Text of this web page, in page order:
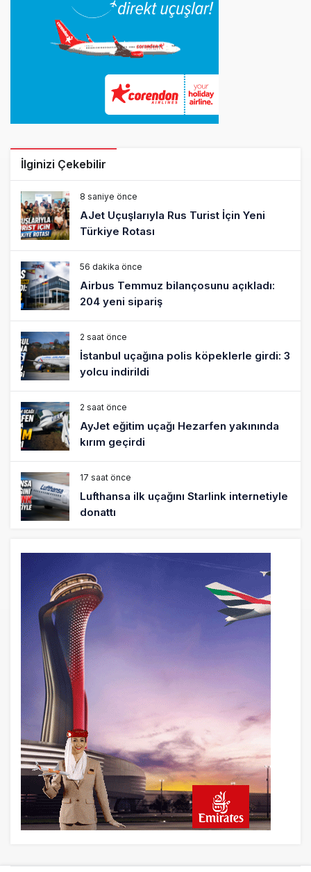
İlginizi Çekebilir
8 saniye önce
AJet Uçuşlarıyla Rus Turist İçin Yeni
Türkiye Rotası
56 dakika önce
Airbus Temmuz bilançosunu açıkladı:
204 yeni sipariş
2 saat önce
İstanbul uçağına polis köpeklerle girdi: 3
yolcu indirildi
2 saat önce
AyJet eğitim uçağı Hezarfen yakınında
kırım geçirdi
17 saat önce
Lufthansa ilk uçağını Starlink internetiyle
donattı
Norwegian Uçağına Polis Müdahalesi
19 saat önce
British Airways A380 seferlerini yüzde
28 azaltıyor
20 saat önce
Çiti aştı, bakım uçağına girdi: Uyurken
yakalandı
21 saat önce
İki hayalet uçak, iki farklı görev: F-117 ve
B-2
22 saat önce